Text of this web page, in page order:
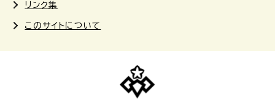
リンク集
このサイトについて